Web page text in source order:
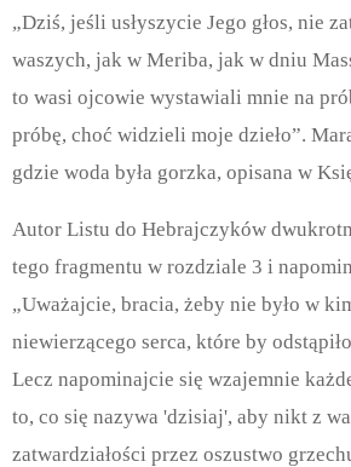
„Dziś, jeśli usłyszycie Jego głos, nie
waszych, jak w Meriba, jak w dniu
to wasi ojcowie wystawiali mnie na
próbę, choć widzieli moje dzieło”.
gdzie woda była gorzka, opisana w
Autor Listu do Hebrajczyków
tego fragmentu w rozdziale 3 i
„Uważajcie, bracia, żeby nie było w
niewierzącego serca, które by
Lecz napominajcie się wzajemnie
to, co się nazywa 'dzisiaj', aby nikt z
zatwardziałości przez oszustwo